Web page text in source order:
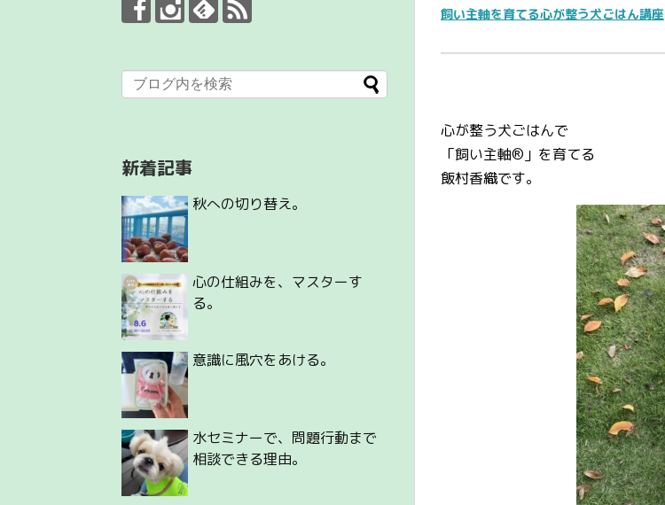
飼い主軸を育てる心が整う犬ごはん講座
心が整う犬ごはんで
「飼い主軸®️」を育てる
飯村香織です。
新着記事
秋への切り替え。
心の仕組みを、マスターす
る。
意識に風穴をあける。
水セミナーで、問題行動まで
相談できる理由。